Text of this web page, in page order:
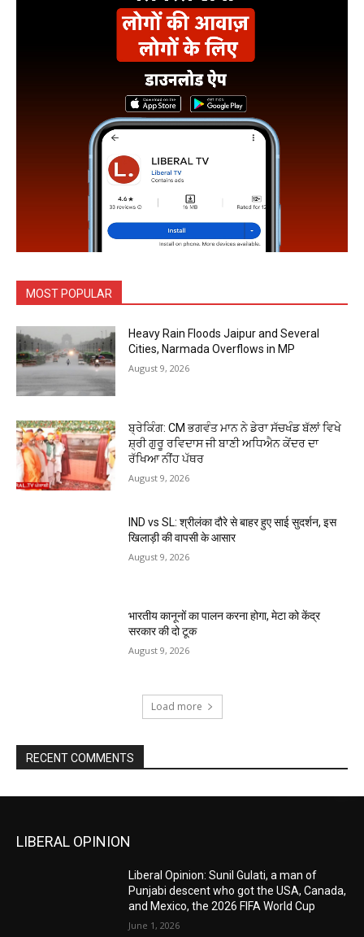
MOST POPULAR
Heavy Rain Floods Jaipur and Several
Cities, Narmada Overflows in MP
August 9, 2026
ਬ੍ਰੇਕਿੰਗ: CM ਭਗਵੰਤ ਮਾਨ ਨੇ ਡੇਰਾ ਸੱਚਖੰਡ ਬੱਲਾਂ ਵਿਖੇ
ਸ਼੍ਰੀ ਗੁਰੂ ਰਵਿਦਾਸ ਜੀ ਬਾਣੀ ਅਧਿਐਨ ਕੇਂਦਰ ਦਾ
ਰੱਖਿਆ ਨੀਂਹ ਪੱਥਰ
August 9, 2026
IND vs SL: श्रीलंका दौरे से बाहर हुए साई सुदर्शन, इस
खिलाड़ी की वापसी के आसार
August 9, 2026
भारतीय कानूनों का पालन करना होगा, मेटा को केंद्र
सरकार की दो टूक
August 9, 2026
Load more
RECENT COMMENTS
LIBERAL OPINION
Liberal Opinion: Sunil Gulati, a man of
Punjabi descent who got the USA, Canada,
and Mexico, the 2026 FIFA World Cup
June 1, 2026